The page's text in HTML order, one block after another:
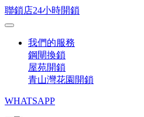
聯鎖店24小時開鎖
我們的服務
鋼閘換鎖
屋苑開鎖
青山灣花園開鎖
WHATSAPP